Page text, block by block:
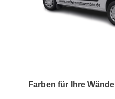
Farben für Ihre Wände